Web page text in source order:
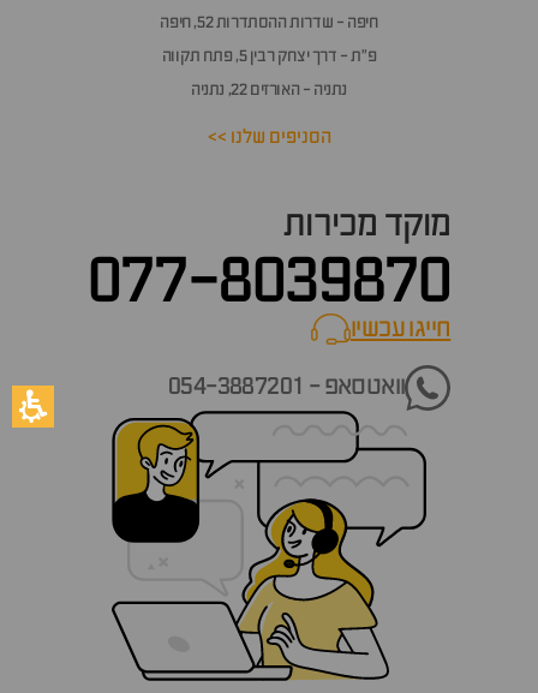
חיפה - שדרות ההסתדרות 52, חיפה
פ״ת - דרך יצחק רבין 5, פתח תקווה
נתניה - האורזים 22, נתניה
הסניפים שלנו >>
מוקד מכירות
077-8039870
חייגו עכשיוcall now
וואטסאפ - 054-3887201